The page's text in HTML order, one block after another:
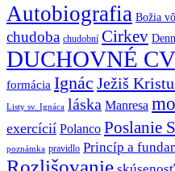
Autobiografia Božia
chudoba chudobní Cirkev
DUCHOVNÉ
formácia Ignác Ježiš
Listy sv. Ignáca láska Manresa
exercícií Polanco Poslanie
poznámka pravidlo Princíp a
Rozlišovanie